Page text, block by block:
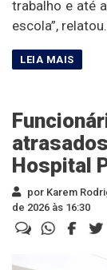
trabalho e até
escola”,
Hospital
por Karem
de 2026 às 16:30